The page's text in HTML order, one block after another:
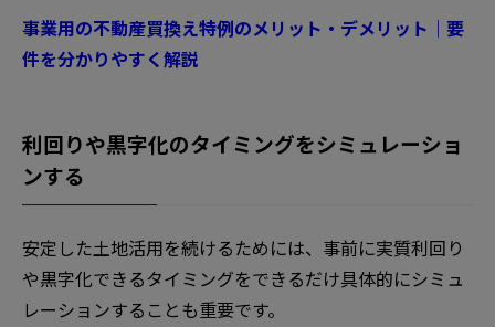
事業用の不動産買換え特例のメリット・デメリット｜要
件を分かりやすく解説
利回りや黒字化のタイミングをシミュレーショ
ンする
安定した土地活用を続けるためには、事前に実質利回り
や黒字化できるタイミングをできるだけ具体的にシミュ
レーションすることも重要です。